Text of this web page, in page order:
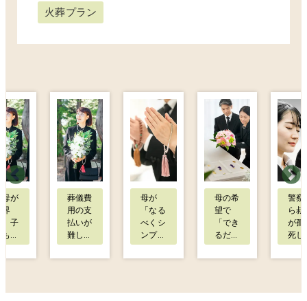
火葬プラン
母が
界
、子
が
なか
たた
葬儀費
用の支
払いが
難し
く、で
きるだ
母が
「なる
べくシ
ンプル
に、費
用も抑
母の希
望で
「でき
るだけ
シンプ
ルに」
警察
ら叔
が孤
死し
いた
連絡